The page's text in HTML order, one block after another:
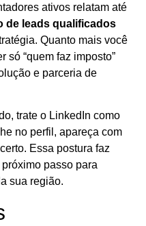
ativos relatam até
de leads qualificados
Quanto mais você
só “quem faz imposto”
e parceria de
trate o LinkedIn como
no perfil, apareça com
Essa postura faz
passo para
sua região.